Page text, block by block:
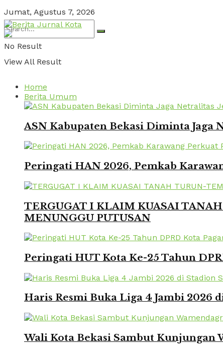
Jumat, Agustus 7, 2026
No Result
View All Result
Home
Berita Umum
ASN Kabupaten Bekasi Diminta Jaga
Peringati HAN 2026, Pemkab
TERGUGAT I KLAIM KUASAI
MENUNGGU PUTUSAN
Peringati HUT Kota Ke-25 Tahun
Haris Resmi Buka Liga 4 Jambi 2026
Wali Kota Bekasi Sambut Kunjungan